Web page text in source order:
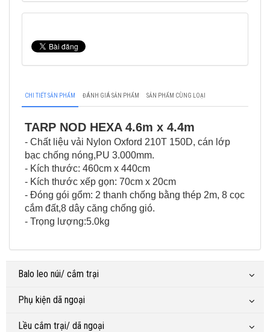
CHI TIẾT SẢN PHẨM ĐÁNH GIÁ SẢN PHẨM SẢN PHẨM CÙNG LOẠI
TARP NOD HEXA 4.6m x 4.4m
- Chất liệu vải Nylon Oxford 210T 150D, cán lớp
bạc chống nóng,PU 3.000mm.
- Kích thước: 460cm x 440cm
- Kích thước xếp gọn: 70cm x 20cm
- Đóng gói gổm: 2 thanh chống bằng thép 2m, 8 cọc
cắm đất,8 dây căng chống gió.
- Trọng lượng:5.0kg
Balo leo núi/ cắm trại
Phụ kiện dã ngoại
Lều cắm trại/ dã ngoại